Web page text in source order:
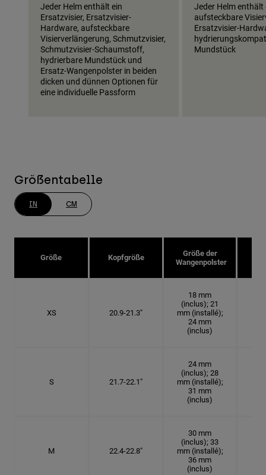
Jeder Helm enthält ein
Ersatzvisier, Ersatzvisier-
Hardware, aufsteckbare
Visierverlängerung, Schmutzvisier,
Schmutzvisier-Schaumstoff,
hydrierbare Mundstück und
Ersatz-Wangenpolster in beiden
dicken und dünnen Optionen für
eine individuelle Passform
Jeder Helm enthält
aufsteckbare
Ersatzvisier-
Mundstück
Größentabelle
IN CM
Größe Kopfgröße
Größe der
Wangenpolster
XS 20.9-21.3"
18 mm
(inclus); 21
mm (installé);
24 mm
(inclus)
S 21.7-22.1"
24 mm
(inclus); 28
mm (installé);
31 mm
(inclus)
M 22.4-22.8"
30 mm
(inclus); 33
mm (installé);
36 mm
(inclus)